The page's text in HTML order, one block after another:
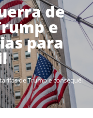
de
e
para
de Trump e